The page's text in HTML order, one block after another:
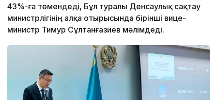
43%-ға төмендеді, Бұл туралы Денсаулық сақтау
министрлігінің алқа отырысында бірінші вице-
министр Тимур Сұлтанғазиев мәлімдеді.